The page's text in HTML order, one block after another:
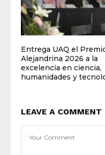
Entrega UAQ el
Alejandrina 2026 a la
excelencia en ciencia,
humanidades y
LEAVE A COMMENT